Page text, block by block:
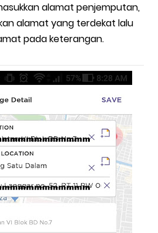
alamat penjemputan,
alamat yang terdekat lalu
pada keterangan.